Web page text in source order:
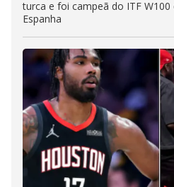
turca e foi campeã do ITF W100
Espanha